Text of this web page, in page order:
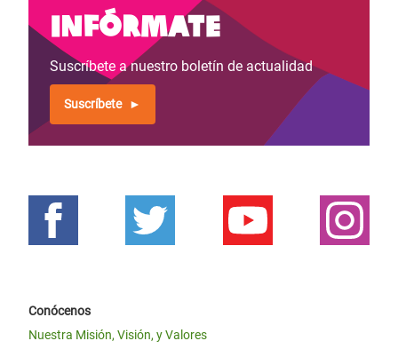
Infórmate
Suscríbete a nuestro boletín de actualidad
Suscríbete
Conócenos
Nuestra Misión, Visión, y Valores